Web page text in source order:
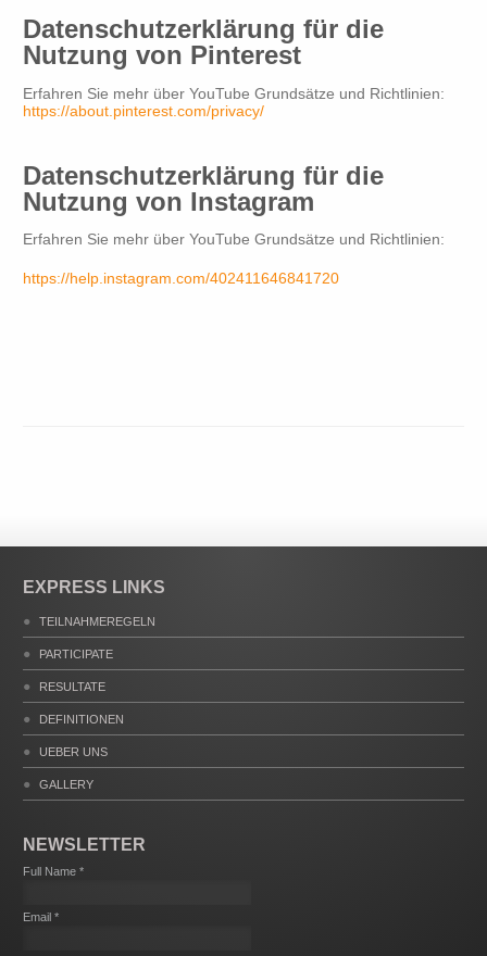
Datenschutzerklärung für die
Nutzung von Pinterest
Erfahren Sie mehr über YouTube Grundsätze und Richtlinien:
https://about.pinterest.com/privacy/
Datenschutzerklärung für die
Nutzung von Instagram
Erfahren Sie mehr über YouTube Grundsätze und Richtlinien:
https://help.instagram.com/402411646841720
EXPRESS LINKS
TEILNAHMEREGELN
PARTICIPATE
RESULTATE
DEFINITIONEN
UEBER UNS
GALLERY
NEWSLETTER
Full Name *
Email *